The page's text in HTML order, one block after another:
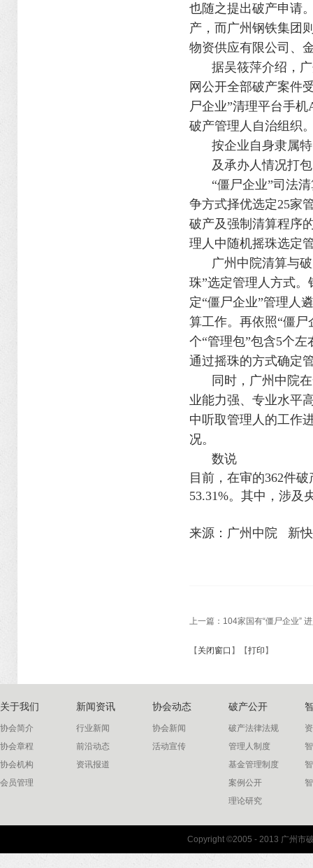
也随之提出破产申请
产，而广州钢铁集团
物资供应有限公司、
据吴筱萍介绍，
网公开全部破产案件
尸企业”清理平台手机
破产管理人自治组织
按企业自身隶属
及承办人情况打包
“僵尸企业”司法
争方式择优选定25家
破产及强制清算程序
理人中随机摇珠选定
广州中院清算与
珠”选定管理人方式。
定“僵尸企业”管理人
算工作。再依照“僵尸
个“管理包”包含5个左
通过摇珠的方式确定
同时，广州中院
业能力强、专业水平
中听取管理人的工作
况。
数说
目前，在审的362件破
53.31%。其中，涉及
来源：广州中院 新
上一篇： 104家国有“僵尸企业”
【关闭窗口 】【打印】
关于我们
协会简介
协会章程
协会机构
会员管理
新闻资讯
行业新闻
前沿动态
资讯报道
协会动态
协会新闻
活动宣传
破产公开
破产法律法规
管理人制度
基金管理制度
案例公开
理论研究
联系我们
Copyright ©2005 - 2013 广州市